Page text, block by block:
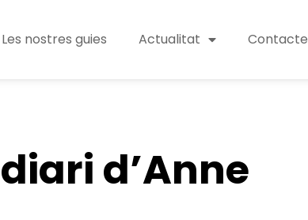
Les nostres guies Actualitat Contacte
d’Anne